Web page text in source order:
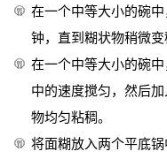
在一个中等大小的碗
钟，直到糊状物稍微
在一个中等大小的碗
中的速度搅匀，然后
物均匀粘稠。
将面糊放入两个平底